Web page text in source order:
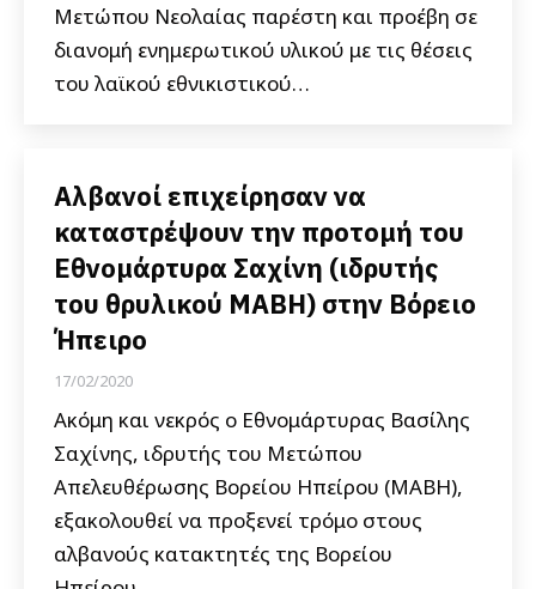
Μετώπου Νεολαίας παρέστη και προέβη σε
διανομή ενημερωτικού υλικού με τις θέσεις
του λαϊκού εθνικιστικού…
Αλβανοί επιχείρησαν να
καταστρέψουν την προτομή του
Εθνομάρτυρα Σαχίνη (ιδρυτής
του θρυλικού ΜΑΒΗ) στην Βόρειο
Ήπειρο
17/02/2020
Ακόμη και νεκρός ο Εθνομάρτυρας Βασίλης
Σαχίνης, ιδρυτής του Μετώπου
Απελευθέρωσης Βορείου Ηπείρου (ΜΑΒΗ),
εξακολουθεί να προξενεί τρόμο στους
αλβανούς κατακτητές της Βορείου